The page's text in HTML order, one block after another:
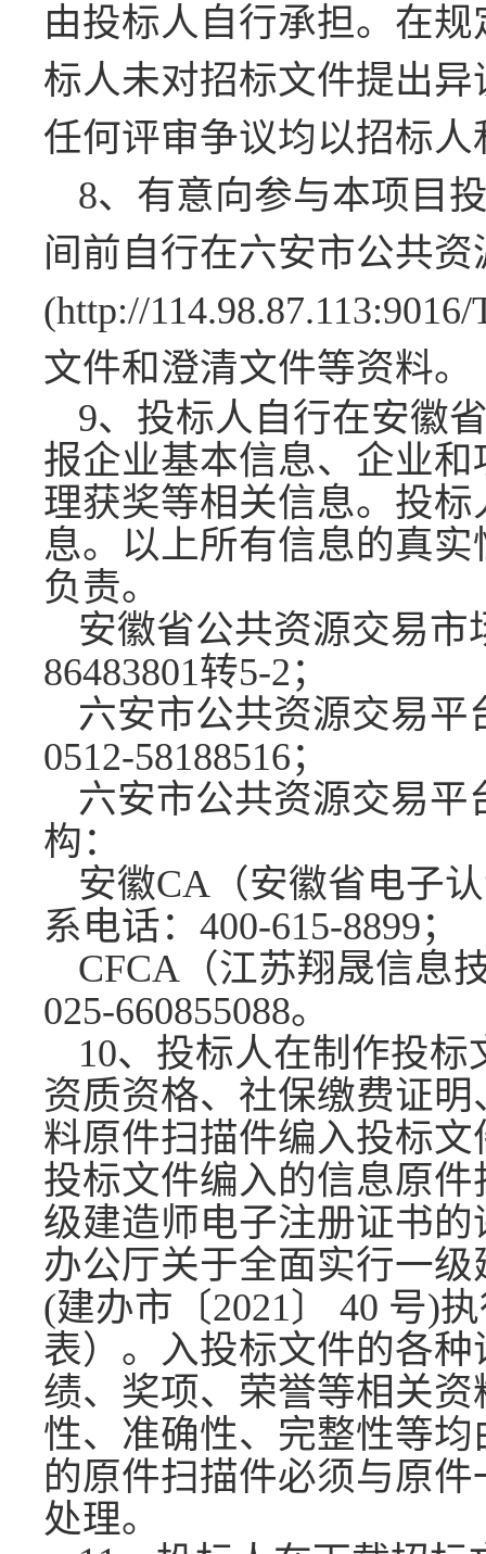
由投标人自行承担。在规
标人未对招标文件提出
任何评审争议均以招标
8、有意向参与本项目
间前自行在六安市公共
(http://
文件和澄清文件等资料。
9、投标人自行在安徽
报企业基本信息、企业
理获奖等相关信息。投
息。以上所有信息的真
负责。
安徽省公共资源交易
86483801转5-2；
六安市公共资源交易
0512-58188516；
六安市公共资源交易平
构：
安徽CA（安徽省电子
系电话：400-615-8899；
CFCA（江苏翔晟信息
025-660855088。
10、投标人在制作投
资质资格、社保缴费证
料原件扫描件编入投标
投标文件编入的信息原
级建造师电子注册证书
办公厅关于全面实行一
(建办市〔2021〕 40 号)
表）。入投标文件的各
绩、奖项、荣誉等相关资
性、准确性、完整性等均
的原件扫描件必须与原
处理。